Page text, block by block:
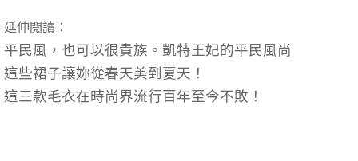
延伸閱讀：
平民風，也可以很貴族。凱特王妃的平民風尚
這些裙子讓妳從春天美到夏天！
這三款毛衣在時尚界流行百年至今不敗！